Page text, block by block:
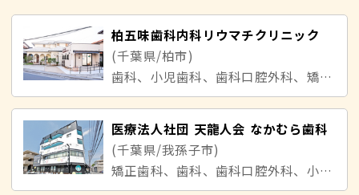
柏五味歯科内科リウマチクリニック
(千葉県/柏市)
歯科、小児歯科、歯科口腔外科、矯正歯科、内科、アレルギー科、肝臓内科、リウマチ科
医療法人社団 天龍人会 なかむら歯科
(千葉県/我孫子市)
矯正歯科、歯科、歯科口腔外科、小児歯科